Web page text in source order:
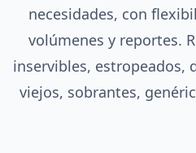
necesidades, con
volúmenes y reportes.
inservibles, estropeados,
viejos, sobrantes,